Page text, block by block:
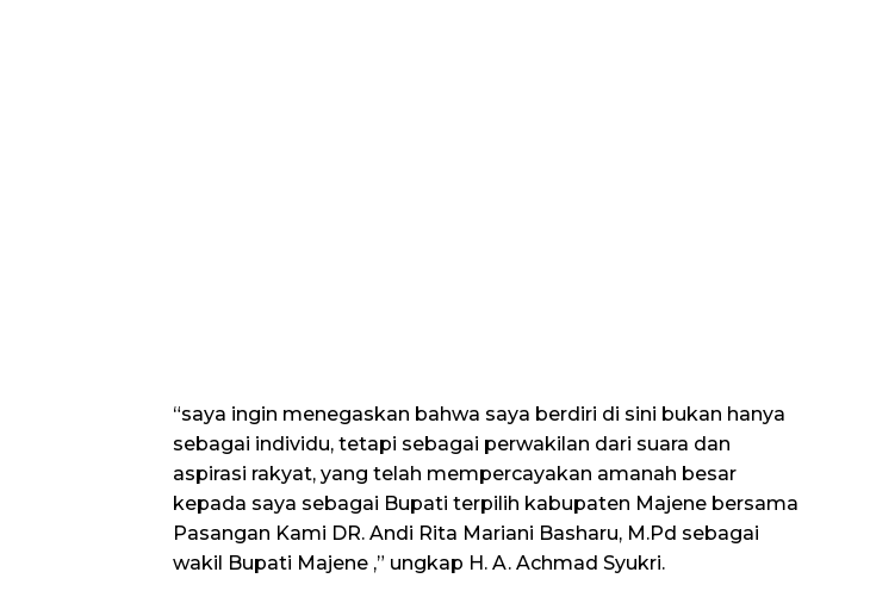
“saya ingin menegaskan bahwa saya berdiri di sini bukan hanya
sebagai individu, tetapi sebagai perwakilan dari suara dan
aspirasi rakyat, yang telah mempercayakan amanah besar
kepada saya sebagai Bupati terpilih kabupaten Majene bersama
Pasangan Kami DR. Andi Rita Mariani Basharu, M.Pd sebagai
wakil Bupati Majene ,” ungkap H. A. Achmad Syukri.